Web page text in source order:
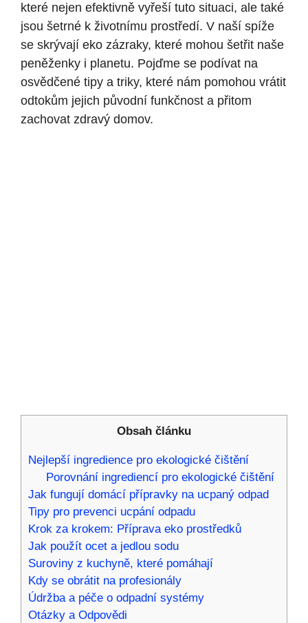
které nejen efektivně vyřeší tuto situaci, ale také
jsou šetrné k životnímu prostředí. V naší spíže
se skrývají eko zázraky, které mohou šetřit naše
peněženky i planetu. Pojďme se podívat na
osvědčené tipy a triky, které nám pomohou vrátit
odtokům jejich původní funkčnost a přitom
zachovat zdravý domov.
Obsah článku
Nejlepší ingredience pro ekologické čištění
Porovnání ingrediencí pro ekologické čištění
Jak fungují domácí přípravky na ucpaný odpad
Tipy pro prevenci ucpání odpadu
Krok za krokem: Příprava eko prostředků
Jak použít ocet a jedlou sodu
Suroviny z kuchyně, které pomáhají
Kdy se obrátit na profesionály
Údržba a péče o odpadní systémy
Otázky a Odpovědi